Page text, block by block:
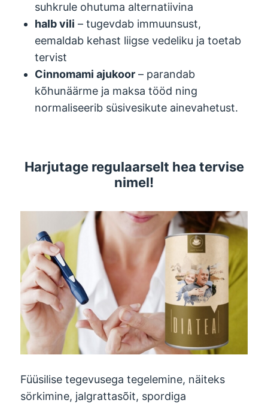
suhkrule ohutuma alternatiivina
halb vili – tugevdab immuunsust,
eemaldab kehast liigse vedeliku ja toetab
tervist
Cinnomami ajukoor – parandab
kõhunäärme ja maksa tööd ning
normaliseerib süsivesikute ainevahetust.
Harjutage regulaarselt hea tervise
nimel!
Füüsilise tegevusega tegelemine, näiteks
sörkimine, jalgrattasõit, spordiga